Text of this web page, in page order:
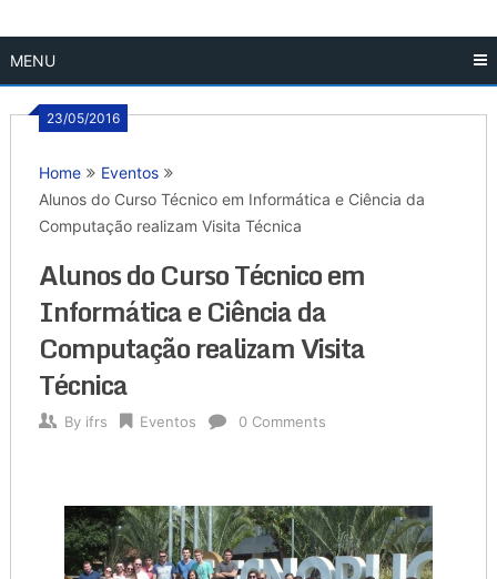
MENU
23/05/2016
Home
Eventos
Alunos do Curso Técnico em Informática e Ciência da
Computação realizam Visita Técnica
Alunos do Curso Técnico em
Informática e Ciência da
Computação realizam Visita
Técnica
By ifrs Eventos 0 Comments